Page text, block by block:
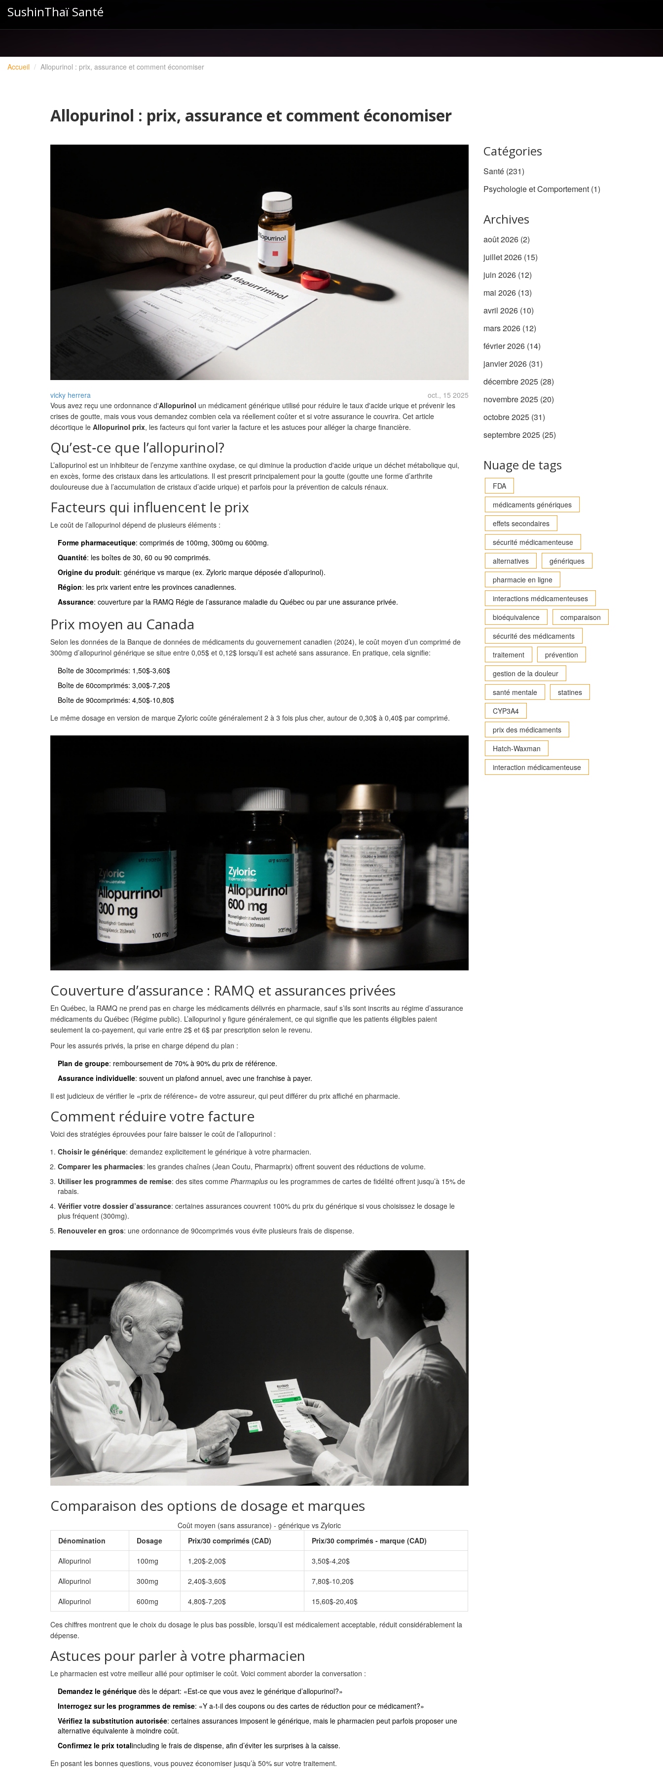
SushinThaï Santé
Accueil Allopurinol : prix, assurance et comment économiser
Allopurinol : prix, assurance et comment économiser
vicky herrera
oct., 15 2025
Vous avez reçu une ordonnance d'Allopurinol un médicament générique utilisé pour réduire le taux d'acide urique et prévenir les
crises de goutte, mais vous vous demandez combien cela va réellement coûter et si votre assurance le couvrira. Cet article
décortique le Allopurinol prix, les facteurs qui font varier la facture et les astuces pour alléger la charge financière.
Qu’est‑ce que l’allopurinol?
L’allopurinol est un inhibiteur de l’enzyme xanthine oxydase, ce qui diminue la production d'acide urique un déchet métabolique qui,
en excès, forme des cristaux dans les articulations. Il est prescrit principalement pour la goutte (goutte une forme d’arthrite
douloureuse due à l’accumulation de cristaux d’acide urique) et parfois pour la prévention de calculs rénaux.
Facteurs qui influencent le prix
Le coût de l’allopurinol dépend de plusieurs éléments :
Forme pharmaceutique: comprimés de 100mg, 300mg ou 600mg.
Quantité: les boîtes de 30, 60 ou 90 comprimés.
Origine du produit: générique vs marque (ex. Zyloric marque déposée d’allopurinol).
Région: les prix varient entre les provinces canadiennes.
Assurance: couverture par la RAMQ Régie de l’assurance maladie du Québec ou par une assurance privée.
Prix moyen au Canada
Selon les données de la Banque de données de médicaments du gouvernement canadien (2024), le coût moyen d’un comprimé de
300mg d’allopurinol générique se situe entre 0,05$ et 0,12$ lorsqu’il est acheté sans assurance. En pratique, cela signifie:
Boîte de 30comprimés: 1,50$-3,60$
Boîte de 60comprimés: 3,00$-7,20$
Boîte de 90comprimés: 4,50$-10,80$
Le même dosage en version de marque Zyloric coûte généralement 2 à 3 fois plus cher, autour de 0,30$ à 0,40$ par comprimé.
Couverture d’assurance : RAMQ et assurances privées
En Québec, la RAMQ ne prend pas en charge les médicaments délivrés en pharmacie, sauf s’ils sont inscrits au régime d’assurance
médicaments du Québec (Régime public). L’allopurinol y figure généralement, ce qui signifie que les patients éligibles paient
seulement la co‑payement, qui varie entre 2$ et 6$ par prescription selon le revenu.
Pour les assurés privés, la prise en charge dépend du plan :
Plan de groupe: remboursement de 70% à 90% du prix de référence.
Assurance individuelle: souvent un plafond annuel, avec une franchise à payer.
Il est judicieux de vérifier le «prix de référence» de votre assureur, qui peut différer du prix affiché en pharmacie.
Comment réduire votre facture
Voici des stratégies éprouvées pour faire baisser le coût de l’allopurinol :
Choisir le générique: demandez explicitement le générique à votre pharmacien.
Comparer les pharmacies: les grandes chaînes (Jean Coutu, Pharmaprix) offrent souvent des réductions de volume.
Utiliser les programmes de remise: des sites comme Pharmaplus ou les programmes de cartes de fidélité offrent jusqu’à 15% de
rabais.
Vérifier votre dossier d’assurance: certaines assurances couvrent 100% du prix du générique si vous choisissez le dosage le
plus fréquent (300mg).
Renouveler en gros: une ordonnance de 90comprimés vous évite plusieurs frais de dispense.
Comparaison des options de dosage et marques
Coût moyen (sans assurance) - générique vs Zyloric
Dénomination
Dosage Prix/30 comprimés (CAD) Prix/30 comprimés - marque (CAD)
Allopurinol 100mg 1,20$-2,00$ 3,50$-4,20$
Allopurinol 300mg 2,40$-3,60$ 7,80$-10,20$
Allopurinol 600mg 4,80$-7,20$ 15,60$-20,40$
Ces chiffres montrent que le choix du dosage le plus bas possible, lorsqu’il est médicalement acceptable, réduit considérablement la
dépense.
Astuces pour parler à votre pharmacien
Le pharmacien est votre meilleur allié pour optimiser le coût. Voici comment aborder la conversation :
Demandez le générique dès le départ: «Est‑ce que vous avez le générique d’allopurinol?»
Interrogez sur les programmes de remise: «Y a‑t‑il des coupons ou des cartes de réduction pour ce médicament?»
Vérifiez la substitution autorisée: certaines assurances imposent le générique, mais le pharmacien peut parfois proposer une
alternative équivalente à moindre coût.
Confirmez le prix totalincluding le frais de dispense, afin d’éviter les surprises à la caisse.
En posant les bonnes questions, vous pouvez économiser jusqu’à 50% sur votre traitement.
Catégories
Santé (231)
Psychologie et Comportement (1)
Archives
août 2026 (2)
juillet 2026 (15)
juin 2026 (12)
mai 2026 (13)
avril 2026 (10)
mars 2026 (12)
février 2026 (14)
janvier 2026 (31)
décembre 2025 (28)
novembre 2025 (20)
octobre 2025 (31)
septembre 2025 (25)
Nuage de tags
FDA
médicaments génériques
effets secondaires
sécurité médicamenteuse
alternatives
génériques
pharmacie en ligne
interactions médicamenteuses
bioéquivalence
comparaison
sécurité des médicaments
traitement
prévention
gestion de la douleur
santé mentale
statines
CYP3A4
prix des médicaments
Hatch-Waxman
interaction médicamenteuse